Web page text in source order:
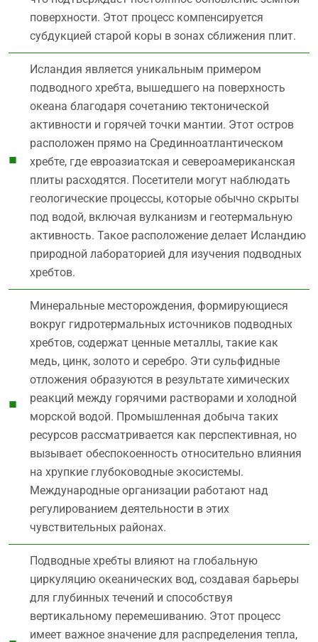
поверхности. Этот процесс компенсируется
субдукцией старой коры в зонах сближения плит.
Исландия является уникальным примером
подводного хребта, вышедшего на поверхность
океана благодаря сочетанию тектонической
активности и горячей точки мантии. Этот остров
расположен прямо на Срединноатлантическом
хребте, где евроазиатская и североамериканская
плиты расходятся. Посетители могут наблюдать
геологические процессы, которые обычно скрыты
под водой, включая вулканизм и геотермальную
активность. Такое расположение делает Исландию
природной лабораторией для изучения подводных
хребтов.
Минеральные месторождения, формирующиеся
вокруг гидротермальных источников подводных
хребтов, содержат ценные металлы, такие как
медь, цинк, золото и серебро. Эти сульфидные
отложения образуются в результате химических
реакций между горячими растворами и холодной
морской водой. Промышленная добыча таких
ресурсов рассматривается как перспективная, но
вызывает обеспокоенность относительно влияния
на хрупкие глубоководные экосистемы.
Международные организации работают над
регулированием деятельности в этих
чувствительных районах.
Подводные хребты влияют на глобальную
циркуляцию океанических вод, создавая барьеры
для глубинных течений и способствуя
вертикальному перемешиванию. Этот процесс
имеет важное значение для распределения тепла,